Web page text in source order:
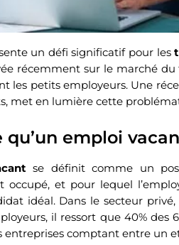
un défi significatif pour les
récemment sur le marché
les petits employeurs. Une
met en lumière cette
qu’un emploi
se définit comme un
occupé, et pour lequel
idéal. Dans le secteur
il ressort que 40% des
entreprises comptant entre un